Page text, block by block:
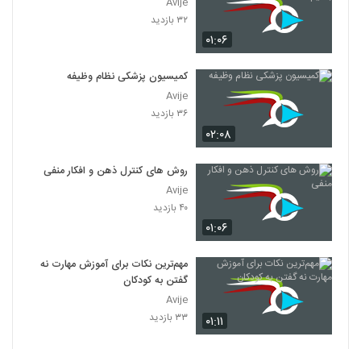
۰۱:۰۶
۳۲ بازدید
۰۲:۰۸
کمیسیون پزشکی نظام وظیفه
Avije
۳۶ بازدید
۰۱:۰۶
روش های کنترل ذهن و افکار منفی
Avije
۴۰ بازدید
۰۱:۱۱
مهم‌ترین نکات برای آموزش مهارت نه
گفتن به کودکان
Avije
۳۳ بازدید